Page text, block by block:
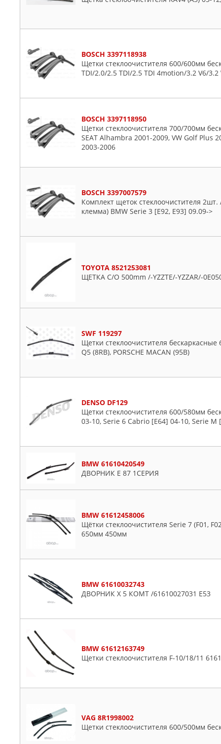
MAGNETI MARELLI
MANDO
MAPCO
MAZDA
MERCEDES
METACO
MICHELIN
MILES
MITSUBISHI
NISSAN
OPEL
OSSCA
PATRON
PILENGA
POLCAR
PORSCHE
SSANGYONG
STELLOX
SUZUKI
SWF
TATSUMI
TRICO
TRUCKTEC AUTOMOTIVE
UTM
VAG
VALEO
VOLVO
ZZVF
Suzuki
Toyota
BOSCH 3397118938
Щетки стеклоочистителя 600/600мм
TDI/2.0/2.5 TDI/2.5 TDI 4motion/3.2 V6/
BOSCH 3397118950
Щетки стеклоочистителя 700/700мм
SEAT Alhambra 2001-2009, VW Golf Plus
2003-2006
BOSCH 3397007579
Комплект щеток стеклоочистителя
клемма) BMW Serie 3 [E92, E93] 09.09->
TOYOTA 8521253081
ЩЕТКА С/О 500mm /-YZZTE/-YZZAR/-
SWF 119297
Щетки стеклоочистителя бескаркасные
Q5 (8RB), PORSCHE MACAN (95B)
DENSO DF129
Щетки стеклоочистителя 600/580мм
03-10, Serie 6 Cabrio [E64] 04-10, Serie M
BMW 61610420549
ДВОРНИК E 87 1СЕРИЯ
BMW 61612458006
Щётки стеклоочистителя Serie 7 (F01,
650мм 450мм
BMW 61610032743
ДВОРНИК Х 5 КОМТ /61610027031 E53
BMW 61612163749
Щетки стеклоочистителя F-10/18/11
VAG 8R1998002
Щетки стеклоочистителя 600/500мм